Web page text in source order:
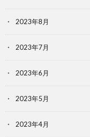
2023年8月
2023年7月
2023年6月
2023年5月
2023年4月